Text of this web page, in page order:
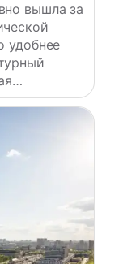
вышла за
удобнее
детские и
и
разумный
здесь
выбрать: